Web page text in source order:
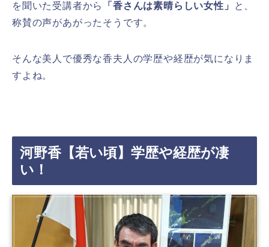
を聞いた受講者から
「香さんは素晴らしい女性」
と、
称賛の声があがったそうです。
そんな美人で優秀な香夫人の学歴や経歴が気になりま
すよね。
河野香【若い頃】学歴や経歴が凄
い！